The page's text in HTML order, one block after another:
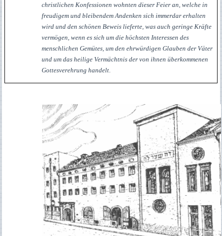
christlichen Konfessionen wohnten dieser Feier an, welche in
freudigem und bleibendem Andenken sich immerdar erhalten
wird und den schönen Beweis lieferte, was auch geringe Kräfte
vermögen, wenn es sich um die höchsten Interessen des
menschlichen Gemütes, um den ehrwürdigen Glauben der Väter
und um das heilige Vermächtnis der von ihnen überkommenen
Gottesverehrung handelt.